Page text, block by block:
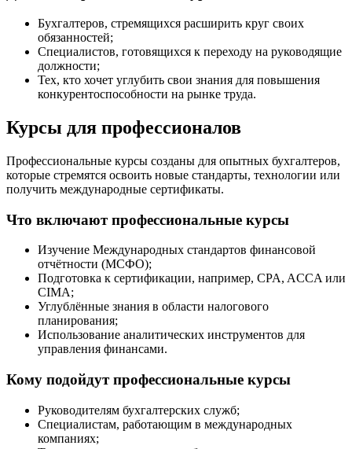
Бухгалтеров, стремящихся расширить круг своих
обязанностей;
Специалистов, готовящихся к переходу на руководящие
должности;
Тех, кто хочет углубить свои знания для повышения
конкурентоспособности на рынке труда.
Курсы для профессионалов
Профессиональные курсы созданы для опытных бухгалтеров,
которые стремятся освоить новые стандарты, технологии или
получить международные сертификаты.
Что включают профессиональные курсы
Изучение Международных стандартов финансовой
отчётности (МСФО);
Подготовка к сертификации, например, CPA, ACCA или
CIMA;
Углублённые знания в области налогового
планирования;
Использование аналитических инструментов для
управления финансами.
Кому подойдут профессиональные курсы
Руководителям бухгалтерских служб;
Специалистам, работающим в международных
компаниях;